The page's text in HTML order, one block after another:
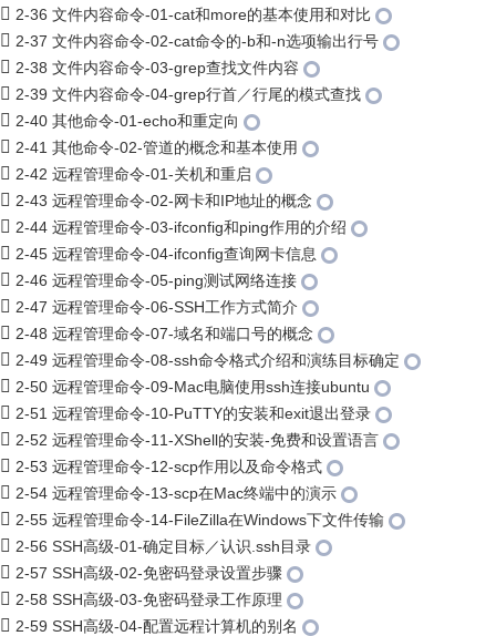
2-36 文件内容命令-01-cat和more的基本使用和对比
2-37 文件内容命令-02-cat命令的-b和-n选项输出行号
2-38 文件内容命令-03-grep查找文件内容
2-39 文件内容命令-04-grep行首／行尾的模式查找
2-40 其他命令-01-echo和重定向
2-41 其他命令-02-管道的概念和基本使用
2-42 远程管理命令-01-关机和重启
2-43 远程管理命令-02-网卡和IP地址的概念
2-44 远程管理命令-03-ifconfig和ping作用的介绍
2-45 远程管理命令-04-ifconfig查询网卡信息
2-46 远程管理命令-05-ping测试网络连接
2-47 远程管理命令-06-SSH工作方式简介
2-48 远程管理命令-07-域名和端口号的概念
2-49 远程管理命令-08-ssh命令格式介绍和演练目标确定
2-50 远程管理命令-09-Mac电脑使用ssh连接ubuntu
2-51 远程管理命令-10-PuTTY的安装和exit退出登录
2-52 远程管理命令-11-XShell的安装-免费和设置语言
2-53 远程管理命令-12-scp作用以及命令格式
2-54 远程管理命令-13-scp在Mac终端中的演示
2-55 远程管理命令-14-FileZilla在Windows下文件传输
2-56 SSH高级-01-确定目标／认识.ssh目录
2-57 SSH高级-02-免密码登录设置步骤
2-58 SSH高级-03-免密码登录工作原理
2-59 SSH高级-04-配置远程计算机的别名